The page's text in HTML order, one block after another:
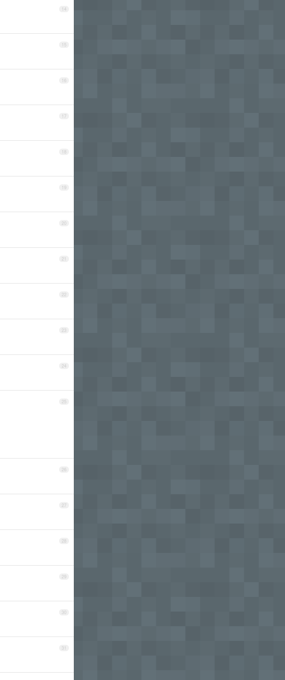
14
15
16
17
18
19
20
21
22
23
24
25
26
27
28
29
30
31